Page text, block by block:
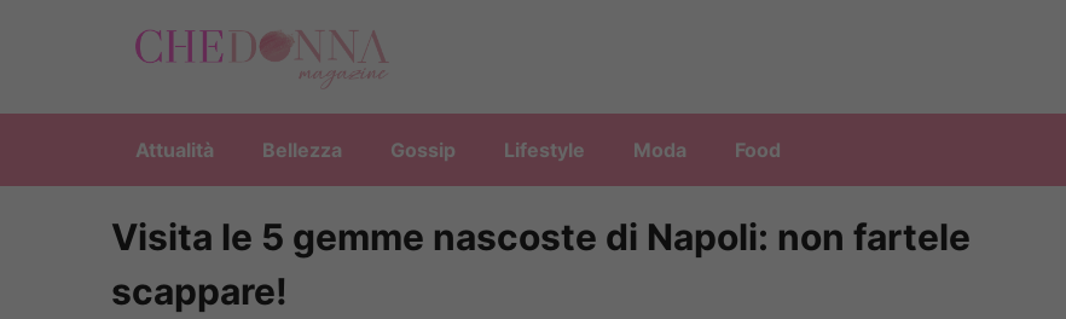
Attualità Bellezza Gossip Lifestyle Moda Food
Visita le 5 gemme nascoste di Napoli: non fartele
scappare!